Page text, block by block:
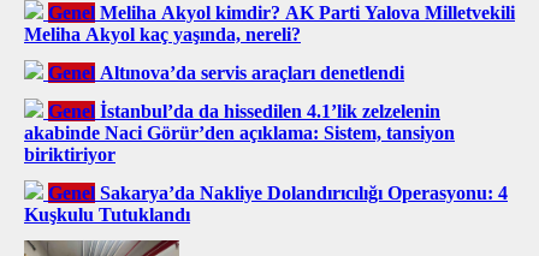
Genel Meliha Akyol kimdir? AK Parti Yalova Milletvekili
Meliha Akyol kaç yaşında, nereli?
Genel Altınova’da servis araçları denetlendi
Genel İstanbul’da da hissedilen 4.1’lik zelzelenin
akabinde Naci Görür’den açıklama: Sistem, tansiyon
biriktiriyor
Genel Sakarya’da Nakliye Dolandırıcılığı Operasyonu: 4
Kuşkulu Tutuklandı